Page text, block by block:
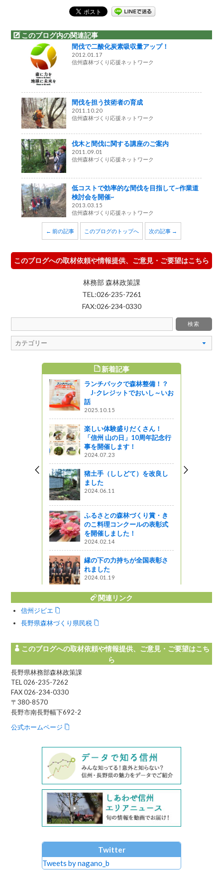
このブログ内の関連記事
間伐で二酸化炭素吸収量アップ！
2012.01.17
信州森林づくり応援ネットワーク
間伐を担う技術者の育成
2011.10.20
信州森林づくり応援ネットワーク
伐木と間伐に関する講座のご案内
2011.09.01
信州森林づくり応援ネットワーク
低コストで効率的な間伐を目指して~作業道
検討会を開催~
2013.03.15
信州森林づくり応援ネットワーク
← 前の記事 このブログのトップへ 次の記事 →
このブログへの取材依頼や情報提供、ご意見・ご要望はこちら
林務部 森林政策課
TEL:026-235-7261
FAX:026-234-0330
新着記事
ランチパックで森林整備！？
J-クレジットでおいし～いお
話
2025.10.15
楽しい体験盛りだくさん！
「信州 山の日」10周年記念行
事を開催します！
2024.07.23
猪土手（ししどて）を改良し
ました
2024.06.11
ふるさとの森林づくり賞・き
のこ料理コンクールの表彰式
を開催しました！
2024.02.14
縁の下の力持ちが全国表彰さ
れました
2024.01.19
関連リンク
信州ジビエ
長野県森林づくり県民税
このブログへの取材依頼や情報提供、ご意見・ご要望はこち
ら
長野県林務部森林政策課
TEL 026-235-7262
FAX 026-234-0330
〒380-8570
長野市南長野幅下692-2
公式ホームページ
Twitter
Tweets by nagano_b